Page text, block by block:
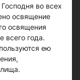
во всех
освящение
освящения
всего года.
ею